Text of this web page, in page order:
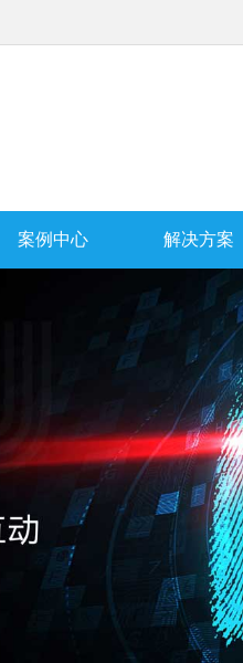
案例中心 解决方案